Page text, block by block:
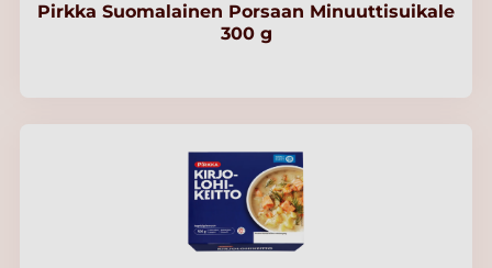
Pirkka Suomalainen Porsaan Minuuttisuikale
300 g